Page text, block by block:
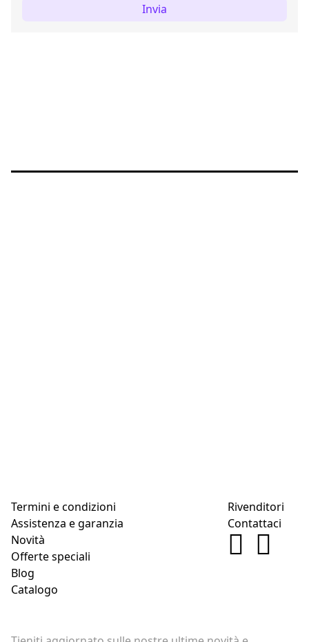
Invia
Termini e condizioni
Assistenza e garanzia
Novità
Offerte speciali
Blog
Catalogo
Rivenditori
Contattaci